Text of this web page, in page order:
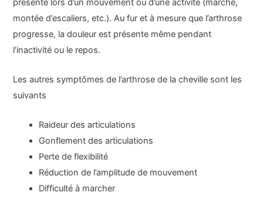
présente lors d’un mouvement ou d’une activité (marche,
montée d’escaliers, etc.). Au fur et à mesure que l’arthrose
progresse, la douleur est présente même pendant
l’inactivité ou le repos.
Les autres symptômes de l’arthrose de la cheville sont les
suivants
Raideur des articulations
Gonflement des articulations
Perte de flexibilité
Réduction de l’amplitude de mouvement
Difficulté à marcher